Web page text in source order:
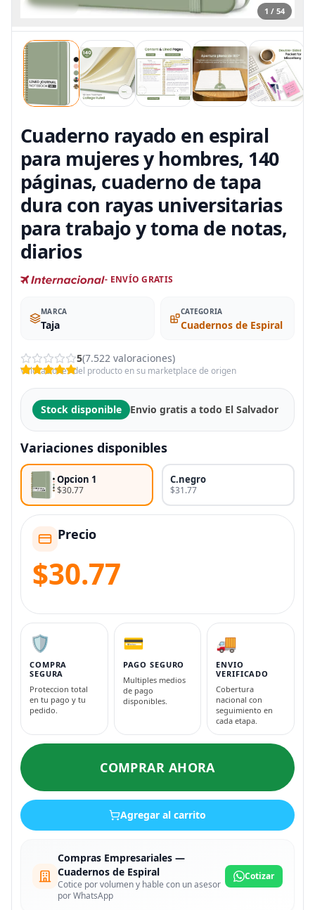
1 / 54
Cuaderno rayado en espiral
para mujeres y hombres, 140
páginas, cuaderno de tapa
dura con rayas universitarias
para trabajo y toma de notas,
diarios
- ENVÍO GRATIS
MARCA
Taja
CATEGORIA
Cuadernos de Espiral
5(7.522 valoraciones)
Valoraciones del producto en su marketplace de origen
Stock disponible Envio gratis a todo El Salvador
Variaciones disponibles
Opcion 1
$30.77
C.negro
$31.77
Precio
$30.77
🛡️
COMPRA
SEGURA
Proteccion total
en tu pago y tu
pedido.
💳
PAGO SEGURO
Multiples medios
de pago
disponibles.
🚚
ENVIO
VERIFICADO
Cobertura
nacional con
seguimiento en
cada etapa.
COMPRAR AHORA
Agregar al carrito
Compras Empresariales —
Cuadernos de Espiral
Cotice por volumen y hable con un asesor
por WhatsApp
Cotizar